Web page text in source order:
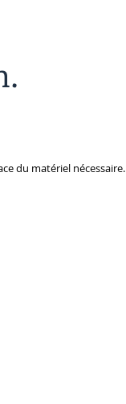
du matériel nécessaire.